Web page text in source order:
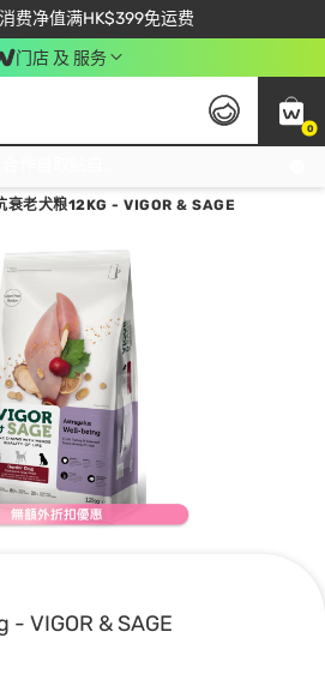
费净值满HK$399免运费
易赏钱会员尽享独家优惠
满$450 输入 NEWAPP 即减$50
门店 及 服务
0
衰老犬粮12KG - VIGOR & SAGE
- VIGOR & SAGE